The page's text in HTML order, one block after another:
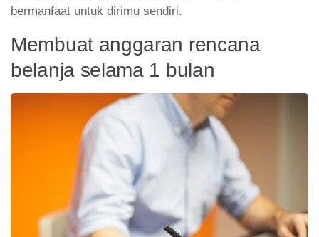
bermanfaat untuk dirimu sendiri.
Membuat anggaran rencana
belanja selama 1 bulan